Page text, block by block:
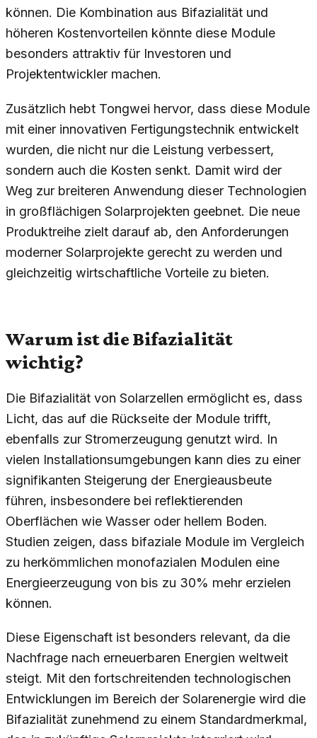
können. Die Kombination aus Bifazialität und
höheren Kostenvorteilen könnte diese Module
besonders attraktiv für Investoren und
Projektentwickler machen.
Zusätzlich hebt Tongwei hervor, dass diese Module
mit einer innovativen Fertigungstechnik entwickelt
wurden, die nicht nur die Leistung verbessert,
sondern auch die Kosten senkt. Damit wird der
Weg zur breiteren Anwendung dieser Technologien
in großflächigen Solarprojekten geebnet. Die neue
Produktreihe zielt darauf ab, den Anforderungen
moderner Solarprojekte gerecht zu werden und
gleichzeitig wirtschaftliche Vorteile zu bieten.
Warum ist die Bifazialität
wichtig?
Die Bifazialität von Solarzellen ermöglicht es, dass
Licht, das auf die Rückseite der Module trifft,
ebenfalls zur Stromerzeugung genutzt wird. In
vielen Installationsumgebungen kann dies zu einer
signifikanten Steigerung der Energieausbeute
führen, insbesondere bei reflektierenden
Oberflächen wie Wasser oder hellem Boden.
Studien zeigen, dass bifaziale Module im Vergleich
zu herkömmlichen monofazialen Modulen eine
Energieerzeugung von bis zu 30% mehr erzielen
können.
Diese Eigenschaft ist besonders relevant, da die
Nachfrage nach erneuerbaren Energien weltweit
steigt. Mit den fortschreitenden technologischen
Entwicklungen im Bereich der Solarenergie wird die
Bifazialität zunehmend zu einem Standardmerkmal,